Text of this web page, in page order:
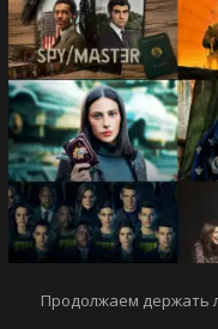
Продолжаем держать